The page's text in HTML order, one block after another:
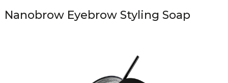
Nanobrow Eyebrow Styling Soap